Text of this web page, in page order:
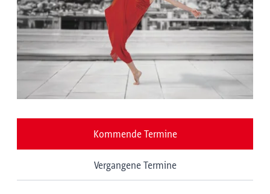
Kommende Termine
Vergangene Termine